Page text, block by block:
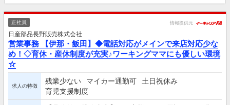
正社員 情報提供元
日産部品長野販売株式会社
営業事務 【伊那・飯田】◆電話対応がメインで来店対応少な
め！◇育休・産休制度が充実♪ワーキングママにも優しい環境
☆
求人の特徴
残業少ない マイカー通勤可
土日祝休み
育児支援制度